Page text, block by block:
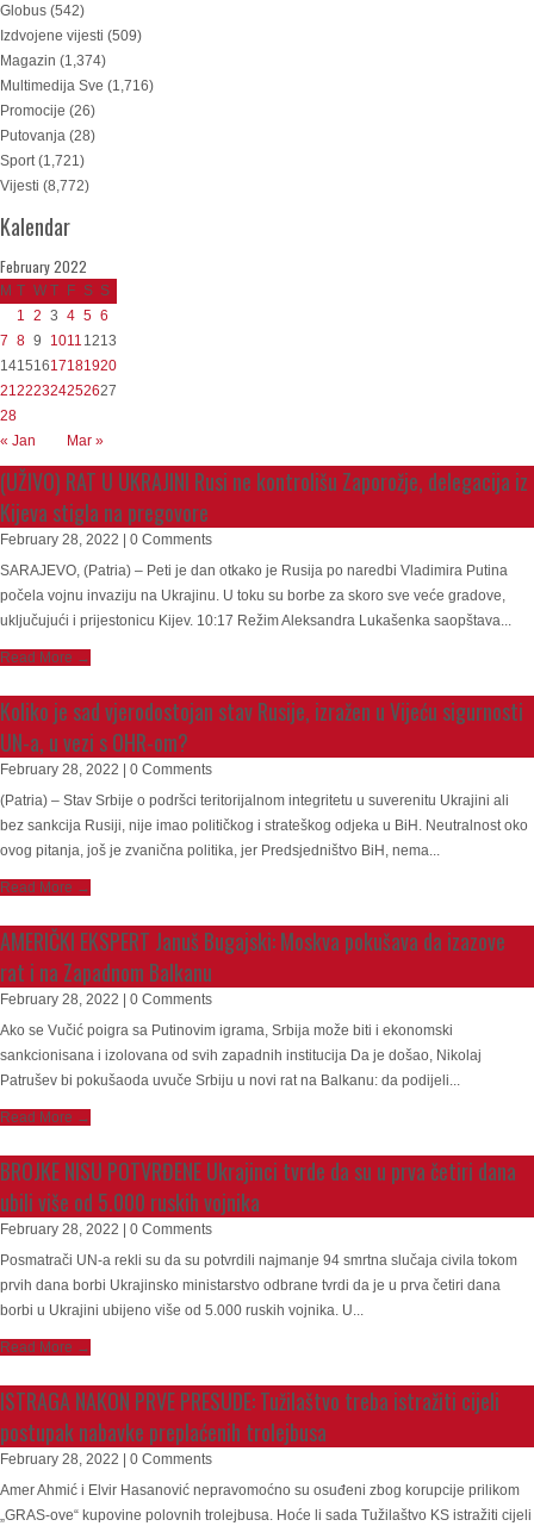
Globus (542)
Izdvojene vijesti (509)
Magazin (1,374)
Multimedija Sve (1,716)
Promocije (26)
Putovanja (28)
Sport(1,721)
Vijesti (8,772)
Kalendar
February 2022
M T W T F S S
« Jan Mar »
1 2 3 4 5 6
7 8 9 1011 1213
14151617181920
21222324252627
28
(UŽIVO) RAT U UKRAJINI Rusi ne kontrolišu Zaporožje, delegacija iz
Kijeva stigla na pregovore
February 28, 2022 | 0 Comments
SARAJEVO, (Patria) – Peti je dan otkako je Rusija po naredbi Vladimira Putina
počela vojnu invaziju na Ukrajinu. U toku su borbe za skoro sve veće gradove,
uključujući i prijestonicu Kijev. 10:17 Režim Aleksandra Lukašenka saopštava...
Read More →
Koliko je sad vjerodostojan stav Rusije, izražen u Vijeću sigurnosti
UN-a, u vezi s OHR-om?
February 28, 2022 | 0 Comments
(Patria) – Stav Srbije o podršci teritorijalnom integritetu u suverenitu Ukrajini ali
bez sankcija Rusiji, nije imao političkog i strateškog odjeka u BiH. Neutralnost oko
ovog pitanja, još je zvanična politika, jer Predsjedništvo BiH, nema...
Read More →
AMERIČKI EKSPERT Januš Bugajski: Moskva pokušava da izazove
rat i na Zapadnom Balkanu
February 28, 2022 | 0 Comments
Ako se Vučić poigra sa Putinovim igrama, Srbija može biti i ekonomski
sankcionisana i izolovana od svih zapadnih institucija Da je došao, Nikolaj
Patrušev bi pokušaoda uvuče Srbiju u novi rat na Balkanu: da podijeli...
Read More →
BROJKE NISU POTVRĐENE Ukrajinci tvrde da su u prva četiri dana
ubili više od 5.000 ruskih vojnika
February 28, 2022 | 0 Comments
Posmatrači UN-a rekli su da su potvrdili najmanje 94 smrtna slučaja civila tokom
prvih dana borbi Ukrajinsko ministarstvo odbrane tvrdi da je u prva četiri dana
borbi u Ukrajini ubijeno više od 5.000 ruskih vojnika. U...
Read More →
ISTRAGA NAKON PRVE PRESUDE: Tužilaštvo treba istražiti cijeli
postupak nabavke preplaćenih trolejbusa
February 28, 2022 | 0 Comments
Amer Ahmić i Elvir Hasanović nepravomoćno su osuđeni zbog korupcije prilikom
„GRAS-ove“ kupovine polovnih trolejbusa. Hoće li sada Tužilaštvo KS istražiti cijeli